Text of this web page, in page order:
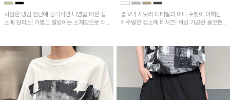
시원한 냉감 원단에 감각적인 나염을 더한 캡
소매 원피스! 가볍고 찰랑이는 소재감으로 쾌
겹 V넥 시보리 디테일과 미니 포켓이 더해진
캐주얼한 캡소매 티셔츠! 워싱 가공된 쿨코튼